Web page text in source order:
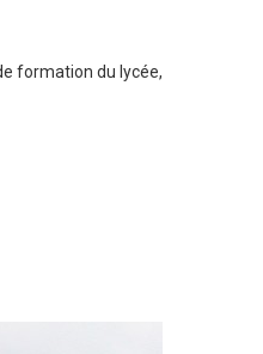
formation du lycée,